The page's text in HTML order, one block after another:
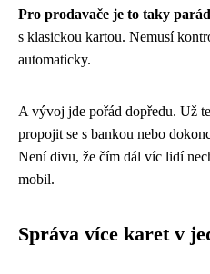
Pro prodavače je to taky
s klasickou kartou. Nemusí
automaticky.
A vývoj jde pořád dopředu. Už
propojit se s bankou nebo
Není divu, že čím dál víc lidí
mobil.
Správa více karet v